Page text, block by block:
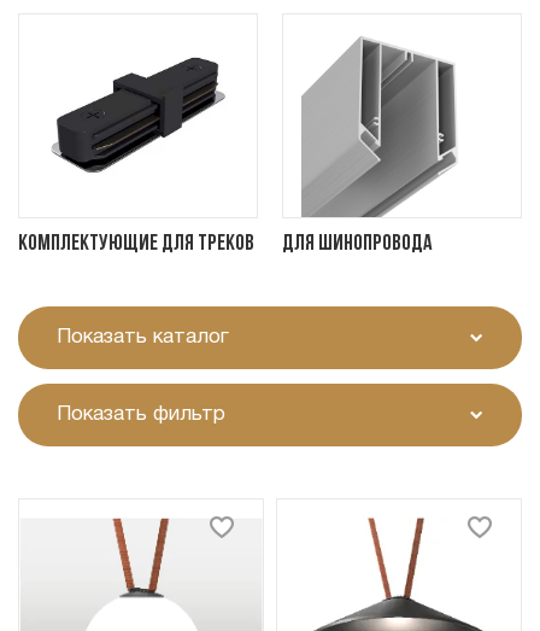
Комплектующие для треков Для шинопровода
Показать каталог
Показать фильтр